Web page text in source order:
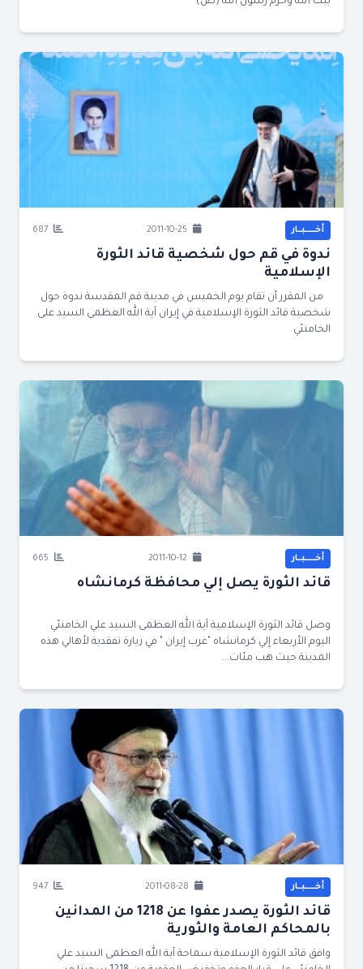
أخــــــبــار
ندوة في قم حول شخصية قائد الثورة
الإسلامية
من المقرر أن تقام يوم الخميس في مدينة قم المقدسة ندوة حول
شخصية قائد الثورة الإسلامية في إيران آية الله العظمى السيد على
الخامنئي
أخــــــبــار
قائد الثورة يصل إلي محافظة كرمانشاه
وصل قائد الثورة الإسلامية آية الله العظمى السيد علي الخامنئي
اليوم الأربعاء إلي كرمانشاه "غرب إيران " في زيارة تفقدية لأهالي هذه
المدينة حيث هب مئات...
أخــــــبــار
قائد الثورة يصدر عفوا عن 1218 من المدانين
بالمحاكم العامة والثورية
وافق قائد الثورة الإسلامية سماحة آية الله العظمى السيد علي